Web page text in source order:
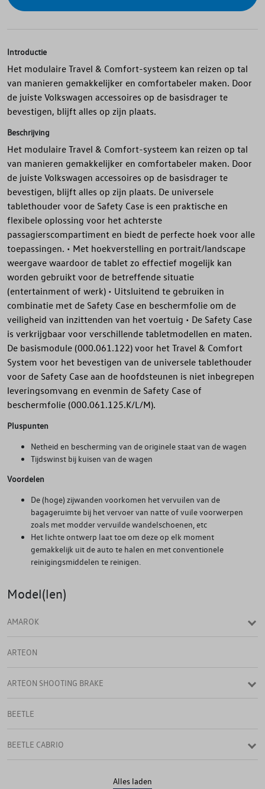
Introductie
Het modulaire Travel & Comfort-systeem kan reizen op tal
van manieren gemakkelijker en comfortabeler maken. Door
de juiste Volkswagen accessoires op de basisdrager te
bevestigen, blijft alles op zijn plaats.
Beschrijving
Het modulaire Travel & Comfort-systeem kan reizen op tal
van manieren gemakkelijker en comfortabeler maken. Door
de juiste Volkswagen accessoires op de basisdrager te
bevestigen, blijft alles op zijn plaats. De universele
tablethouder voor de Safety Case is een praktische en
flexibele oplossing voor het achterste
passagierscompartiment en biedt de perfecte hoek voor alle
toepassingen. • Met hoekverstelling en portrait/landscape
weergave waardoor de tablet zo effectief mogelijk kan
worden gebruikt voor de betreffende situatie
(entertainment of werk) • Uitsluitend te gebruiken in
combinatie met de Safety Case en beschermfolie om de
veiligheid van inzittenden van het voertuig • De Safety Case
is verkrijgbaar voor verschillende tabletmodellen en maten.
De basismodule (000.061.122) voor het Travel & Comfort
System voor het bevestigen van de universele tablethouder
voor de Safety Case aan de hoofdsteunen is niet inbegrepen
leveringsomvang en evenmin de Safety Case of
beschermfolie (000.061.125.K/L/M).
Pluspunten
Netheid en bescherming van de originele staat van de wagen
Tijdswinst bij kuisen van de wagen
Voordelen
De (hoge) zijwanden voorkomen het vervuilen van de
bagageruimte bij het vervoer van natte of vuile voorwerpen
zoals met modder vervuilde wandelschoenen, etc
Het lichte ontwerp laat toe om deze op elk moment
gemakkelijk uit de auto te halen en met conventionele
reinigingsmiddelen te reinigen.
Model(len)
AMAROK
ARTEON
ARTEON SHOOTING BRAKE
BEETLE
BEETLE CABRIO
Alles laden